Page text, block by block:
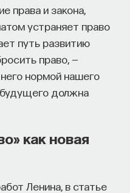
права и закона,
устраняет право
путь развитию
право, —
нормой нашего
должна
как новая
Ленина, в статье
найдет
фатализм
будущего.
представление,
напротив,
оказывают влияние
что прошлое нельзя
оспаривать